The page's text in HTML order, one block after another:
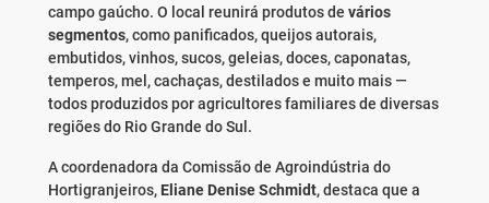
campo gaúcho. O local reunirá produtos de vários
segmentos, como panificados, queijos autorais,
embutidos, vinhos, sucos, geleias, doces, caponatas,
temperos, mel, cachaças, destilados e muito mais —
todos produzidos por agricultores familiares de diversas
regiões do Rio Grande do Sul.
A coordenadora da Comissão de Agroindústria do
Hortigranjeiros, Eliane Denise Schmidt, destaca que a